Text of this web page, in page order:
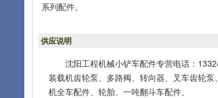
系列配件。
供应说明
沈阳工程机械小铲车配件专营电话：
装载机齿轮泵、多路阀、转向器、叉车齿轮
机全车配件、轮胎、一吨翻斗车配件。